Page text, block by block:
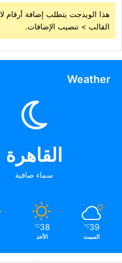
هذا الويدجت يتطلب إضافة أرقام
القالب > تنصيب الإضافات.
Weather
القاهرة
سماء صافية
39
℃
السبت
38
℃
الأحد